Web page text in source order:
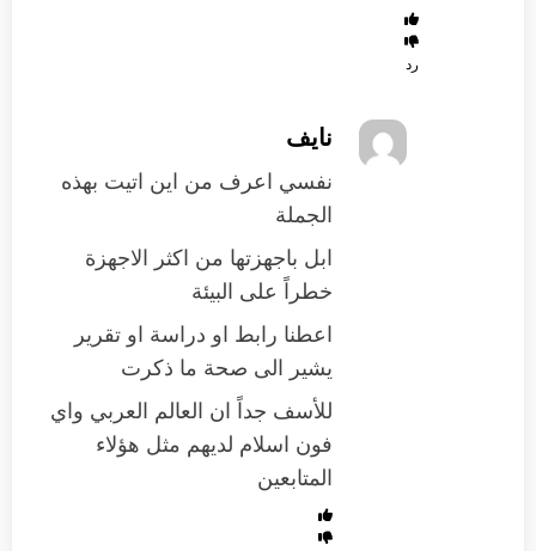
رد
نايف
نفسي اعرف من اين اتيت بهذه
الجملة
ابل باجهزتها من اكثر الاجهزة
خطراً على البيئة
اعطنا رابط او دراسة او تقرير
يشير الى صحة ما ذكرت
للأسف جداً ان العالم العربي واي
فون اسلام لديهم مثل هؤلاء
المتابعين